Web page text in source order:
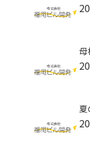
母
夏